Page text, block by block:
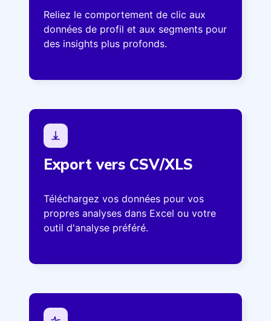
Reliez le comportement de clic aux
données de profil et aux segments pour
des insights plus profonds.
Export vers CSV/XLS
Téléchargez vos données pour vos
propres analyses dans Excel ou votre
outil d'analyse préféré.